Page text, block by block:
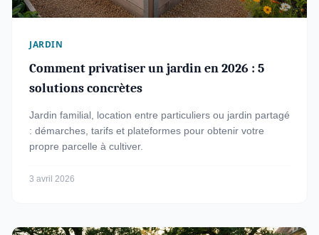
JARDIN
Comment privatiser un jardin en 2026 : 5
solutions concrètes
Jardin familial, location entre particuliers ou jardin partagé
: démarches, tarifs et plateformes pour obtenir votre
propre parcelle à cultiver.
3 avril 2026